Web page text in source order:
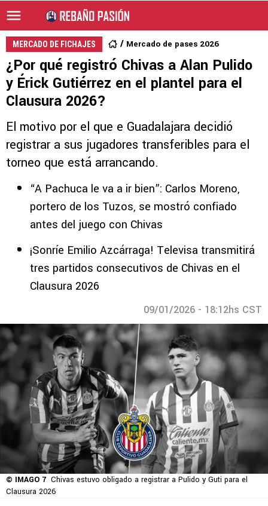
MERCADO DE FICHAJES Mercado de pases 2026
¿Por qué registró Chivas a Alan Pulido
y Érick Gutiérrez en el plantel para el
Clausura 2026?
El motivo por el que e Guadalajara decidió
registrar a sus jugadores transferibles para el
torneo que está arrancando.
“A Pachuca le va a ir bien”: Carlos Moreno,
portero de los Tuzos, se mostró confiado
antes del juego con Chivas
¡Sonríe Emilio Azcárraga! Televisa transmitirá
tres partidos consecutivos de Chivas en el
Clausura 2026
09/01/2026 - 18:12hs CST
© IMAGO 7 Chivas estuvo obligado a registrar a Pulido y Guti para el
Clausura 2026